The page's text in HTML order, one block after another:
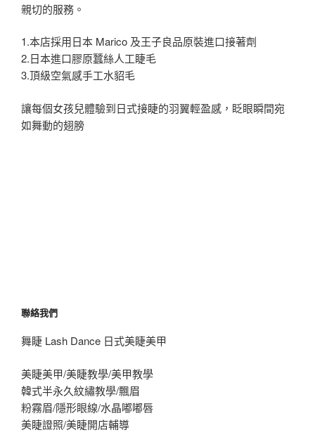
親切的服務。
1.本店採用日本 Marico 及王子良品原裝進口接著劑
2.日本進口膠原蠶絲人工睫毛
3.頂級空氣感手工水貂毛
讓每個女孩兒體驗到日式接睫的羽翼輕盈感，眨眼瞬間宛
如舞動的翅膀
聯絡我們
舞睫 Lash Dance 日式美睫美甲
美睫美甲/美睫教學/美甲教學
韓式半永久紋繡教學/飄眉
粉霧眉/隱形眼線/水晶嘟嘟唇
美睫證照/美睫開店輔導